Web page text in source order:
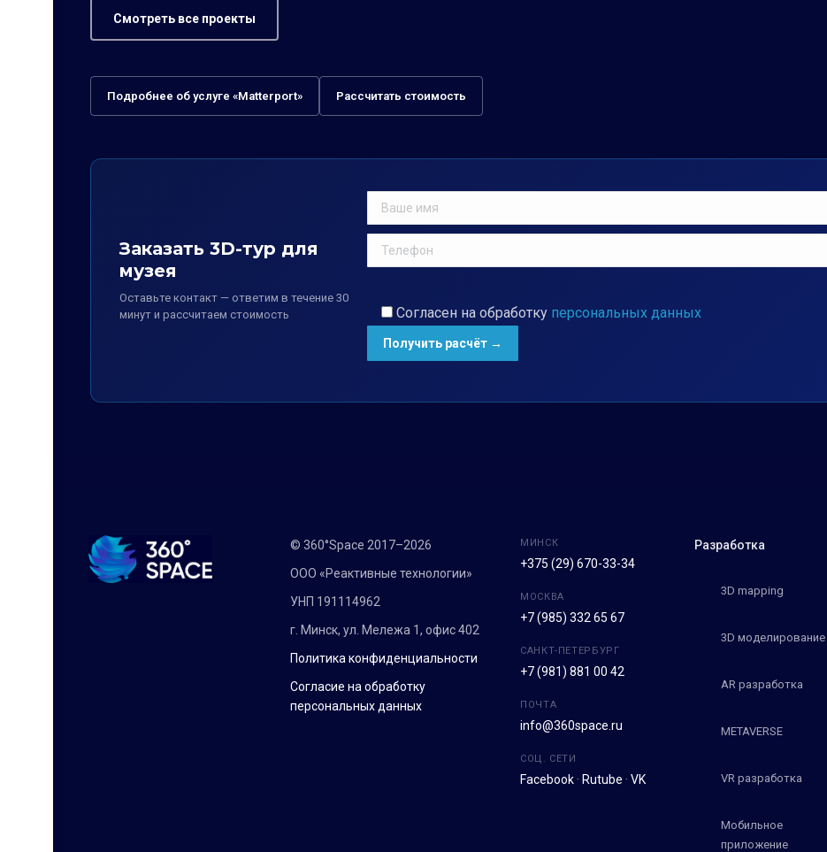
Смотреть все проекты
Подробнее об услуге «Matterport» Рассчитать стоимость
Заказать 3D-тур для
музея
Оставьте контакт — ответим в течение 30
минут и рассчитаем стоимость
Согласен на обработку персональных данных
© 360°Space 2017–2026
ООО «Реактивные технологии»
УНП 191114962
г. Минск, ул. Мележа 1, офис 402
Политика конфиденциальности
Согласие на обработку
персональных данных
МИНСК
+375 (29) 670-33-34
МОСКВА
+7 (985) 332 65 67
САНКТ-ПЕТЕРБУРГ
+7 (981) 881 00 42
ПОЧТА
info@360space.ru
СОЦ. СЕТИ
Facebook· Rutube · VK
Разработка
3D mapping
3D моделирование
AR разработка
METAVERSE
VR разработка
Мобильное
приложение